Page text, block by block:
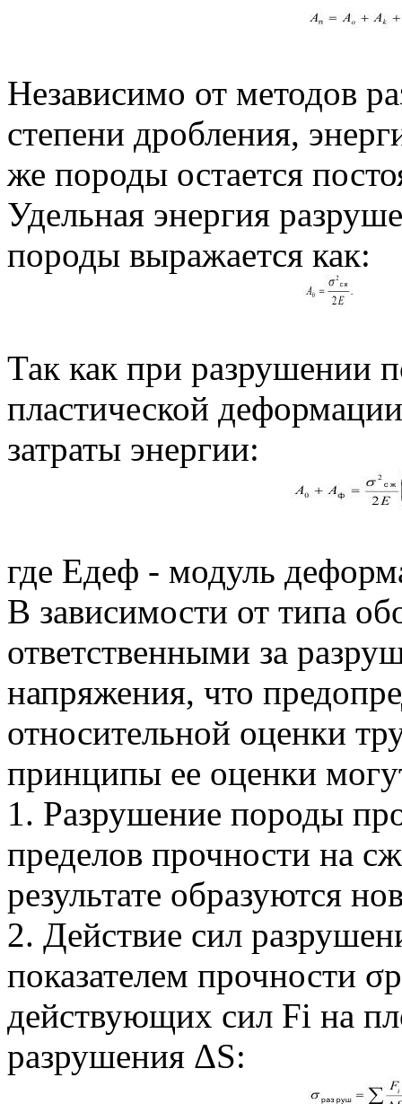
Независимо от методов
степени дробления,
же породы остается
Удельная энергия
породы выражается как:
Так как при разрушении
пластической
затраты энергии:
где Едеф - модуль
В зависимости от типа
ответственными за
напряжения, что
относительной оценки
принципы ее оценки
1. Разрушение породы
пределов прочности на
результате образуются
2. Действие сил
показателем прочности
действующих сил Fi на
разрушения ΔS: